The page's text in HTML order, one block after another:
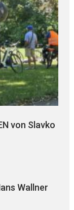
von Slavko
Wallner